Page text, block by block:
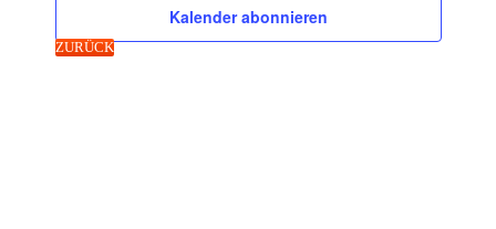
Kalender abonnieren
ZURÜCK